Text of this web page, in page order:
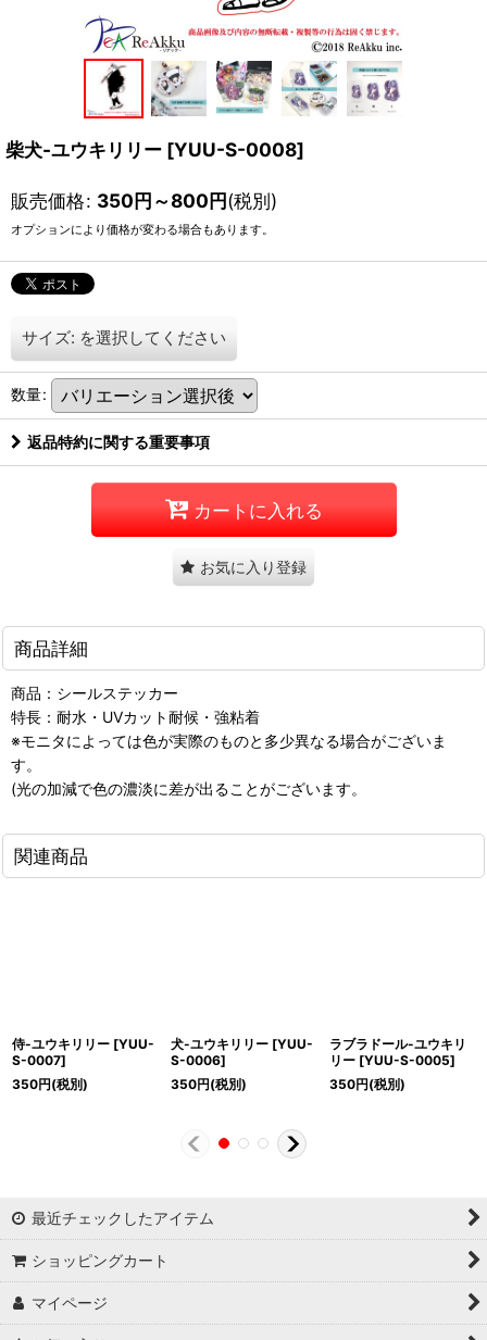
柴犬-ユウキリリー [YUU-S-0008]
販売価格: 350円～800円(税別)
オプションにより価格が変わる場合もあります。
サイズ: を選択してください
数量:
返品特約に関する重要事項
カートに入れる
お気に入り登録
商品詳細
商品：シールステッカー
特長：耐水・UVカット耐候・強粘着
※モニタによっては色が実際のものと多少異なる場合がございま
す。
(光の加減で色の濃淡に差が出ることがございます。
関連商品
侍-ユウキリリー [YUU-
S-0007]
350円(税別)
犬-ユウキリリー [YUU-
S-0006]
350円(税別)
ラブラドール-ユウキリ
リー [YUU-S-0005]
350円(税別)
最近チェックしたアイテム
ショッピングカート
マイページ